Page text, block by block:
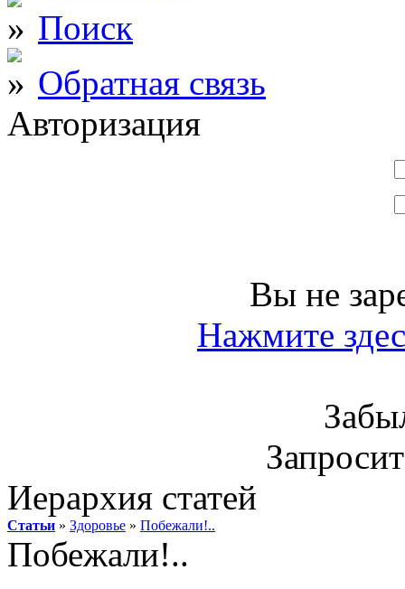
Поиск
Обратная связь
Авторизация
Вы не
Нажмите
Иерархия статей
Статьи » Здоровье » Побежали!..
Побежали!..